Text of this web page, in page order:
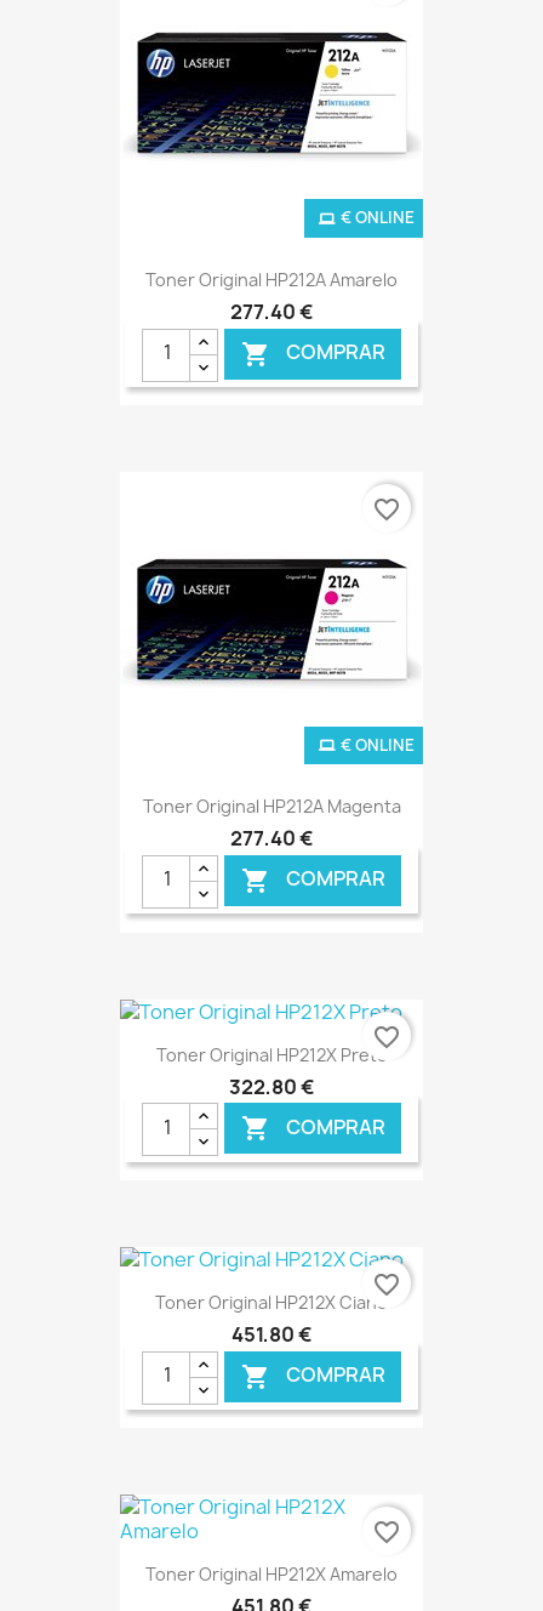
Toner Original HP212A Amarelo
277,40 €
 COMPRAR
€ ONLINE
Toner Original HP212A Magenta
277,40 €
 COMPRAR
€ ONLINE
favorite_border
Toner Original HP212X Preto
322,80 €
 COMPRAR
€ ONLINE
favorite_border
Toner Original HP212X Ciano
451,80 €
 COMPRAR
€ ONLINE
favorite_border
Toner Original HP212X Amarelo
favorite_border